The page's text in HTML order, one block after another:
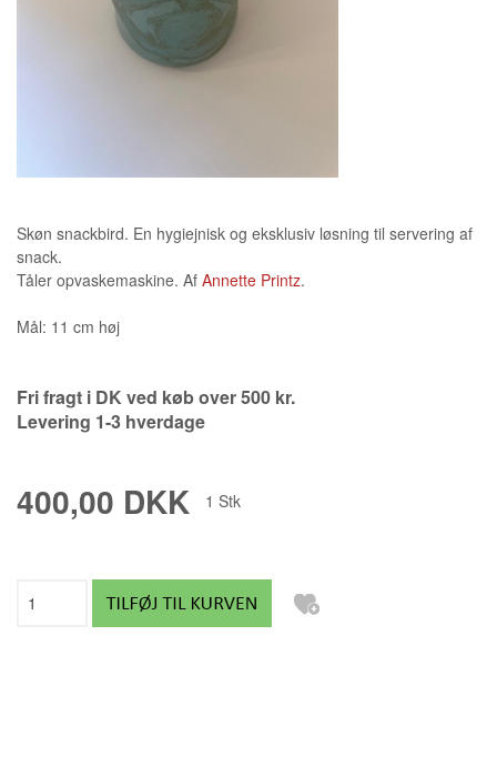
Skøn snackbird. En hygiejnisk og eksklusiv løsning til servering af
snack.
Tåler opvaskemaskine. Af Annette Printz.
Mål: 11 cm høj
Fri fragt i DK ved køb over 500 kr.
Levering 1-3 hverdage
400,00 DKK 1 Stk